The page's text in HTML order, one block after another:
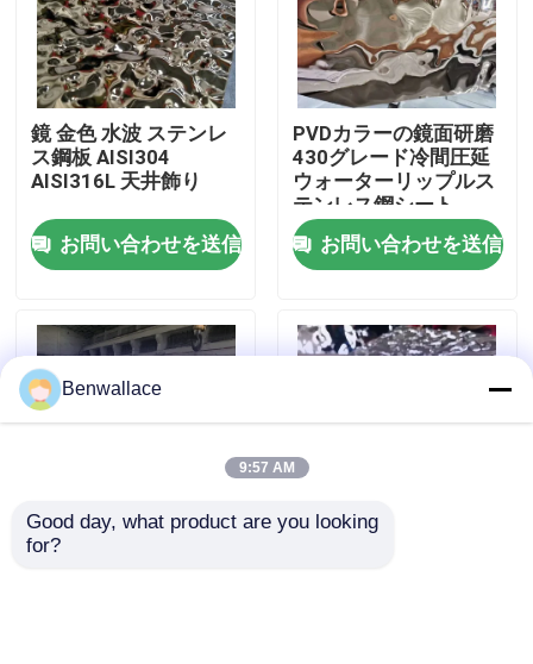
製品
ビデオ
わたしたち に つい て
工場ツアー
品質管理
連絡 ください
鏡 金色 水波 ステンレ
ス鋼板 AISI304
AISI316L 天井飾り
お問い合わせを送信
PVDカラーの鏡面研磨
430グレード冷間圧延
ウォーターリップルス
テンレス鋼シート
お問い合わせを送信
JIS規格認証 鏡面仕上
Benwallace
9:57 AM
Good day, what product are you looking
for?